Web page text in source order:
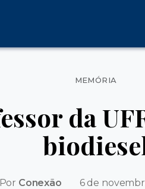
Categorias
MEMÓRIA
da
Por Conexão 6 de